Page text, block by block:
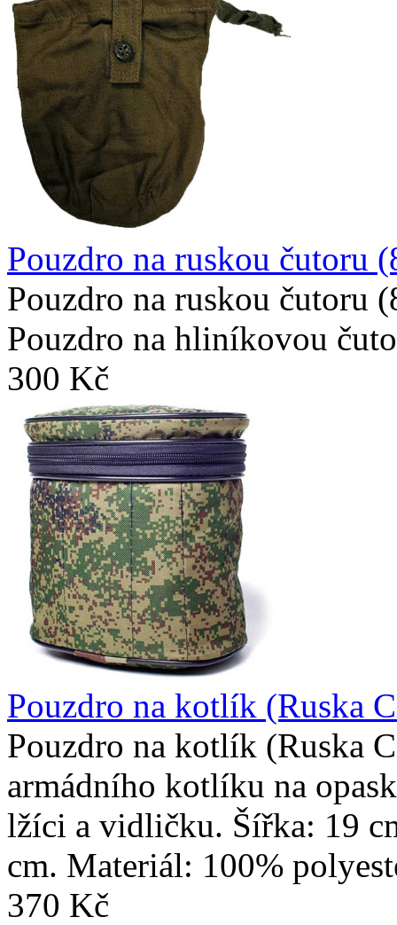
Pouzdro na ruskou čutoru
Pouzdro na ruskou čutoru
Pouzdro na hliníkovou
300 Kč
Pouzdro na kotlík (Ruska
Pouzdro na kotlík (Ruska
armádního kotlíku na
lžíci a vidličku. Šířka: 19
cm. Materiál: 100%
370 Kč